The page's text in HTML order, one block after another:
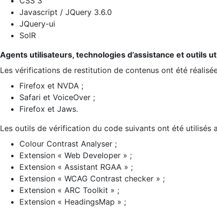
Javascript / JQuery 3.6.0
JQuery-ui
SolR
Agents utilisateurs, technologies d’assistance et outils
Les vérifications de restitution de contenus ont été
Firefox et NVDA ;
Safari et VoiceOver ;
Firefox et Jaws.
Les outils de vérification du code suivants ont été utilisés
Colour Contrast Analyser ;
Extension « Web Developer » ;
Extension « Assistant RGAA » ;
Extension « WCAG Contrast checker » ;
Extension « ARC Toolkit » ;
Extension « HeadingsMap » ;